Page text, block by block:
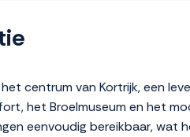
centrum van Kortrijk, een
het Broelmuseum en het
eenvoudig bereikbaar, wat